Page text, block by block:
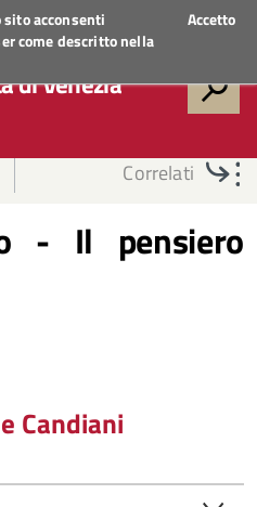
acconsenti
come descritto nella
Accetto
di Venezia
Correlati
- Il pensiero
Candiani